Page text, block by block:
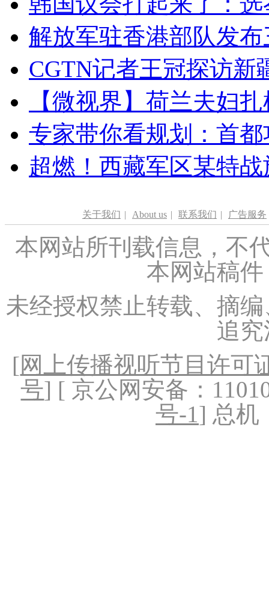
解放军驻香港部队发
CGTN记者王冠探访新
【微视界】荷兰夫妇
专家带你看规划：首
超燃！西藏军区某特
关于我们 | About us | 联系我们 | 广告服务
本网站所刊载信息，不
本网站稿
未经授权禁止转载、摘
追
[网上传播视听节目许可
号] [ 京公网安备：
号-1] 总机